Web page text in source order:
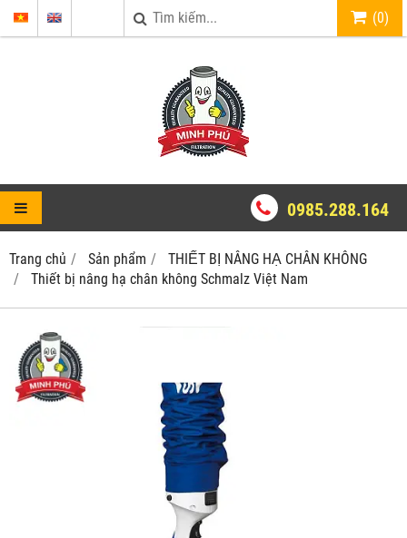
(0)
0985.288.164
Trang chủ Sản phẩm
THIẾT BỊ NÂNG HẠ CHÂN KHÔNG
Thiết bị nâng hạ chân không Schmalz Việt Nam